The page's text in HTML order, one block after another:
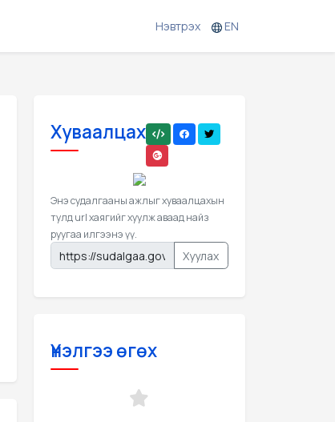
Нэвтрэх EN
Хуваалцах
Энэ судалгааны ажлыг хуваалцахын
тулд url хаягийг хуулж аваад найз
руугаа илгээнэ үү.
Хуулах
Үнэлгээ өгөх